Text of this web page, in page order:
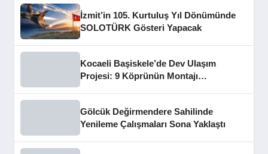
İzmit’in 105. Kurtuluş Yıl Dönümünde
SOLOTÜRK Gösteri Yapacak
Kocaeli Başiskele’de Dev Ulaşım
Projesi: 9 Köprünün Montajı
Gölcük Değirmendere Sahilinde
Yenileme Çalışmaları Sona Yaklaştı